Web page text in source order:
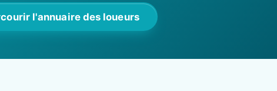
l'annuaire des loueurs